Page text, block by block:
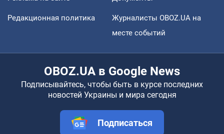
Редакционная политика
Журналисты OBOZ.UA на
месте событий
OBOZ.UA в Google News
Подписывайтесь, чтобы быть в курсе последних
новостей Украины и мира сегодня
Подписаться